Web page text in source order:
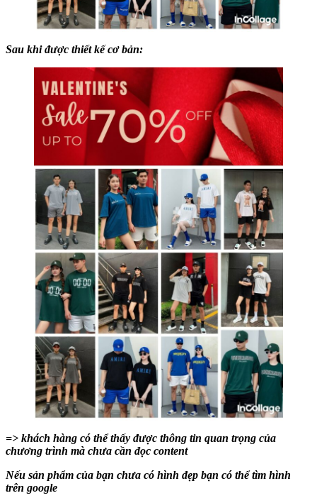
Sau khi được thiết kế cơ bản:
=> khách hàng có thể thấy được thông tin quan trọng của
chương trình mà chưa cần đọc content
Nếu sản phẩm của bạn chưa có hình đẹp bạn có thể tìm hình
trên google